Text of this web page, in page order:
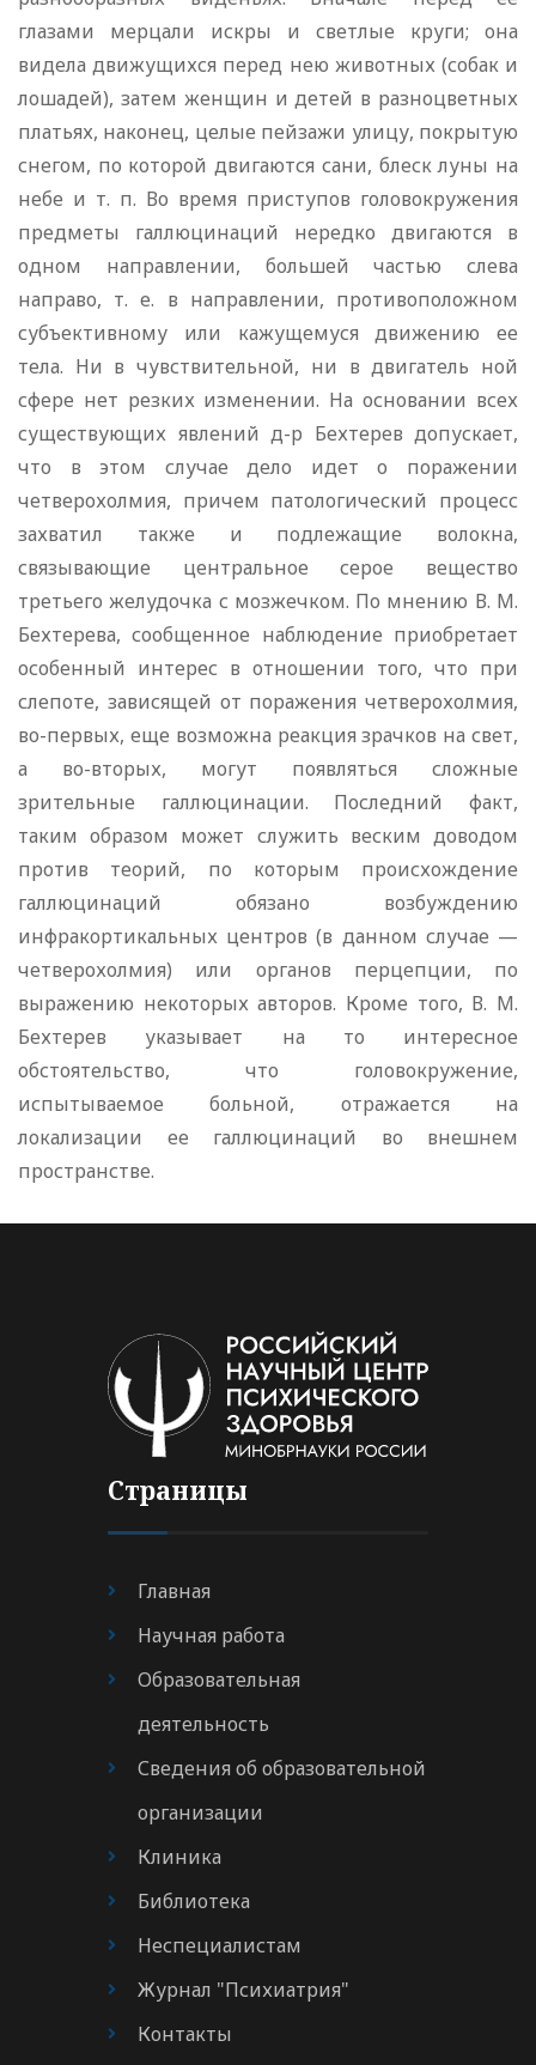
глазами мерцали искры и светлые круги; она
видела движущихся перед нею животных (собак и
лошадей), затем женщин и детей в разноцветных
платьях, наконец, целые пейзажи улицу, покрытую
снегом, по которой двигаются сани, блеск луны на
небе и т. п. Во время приступов головокружения
предметы галлюцинаций нередко двигаются в
одном направлении, большей частью слева
направо, т. е. в направлении, противоположном
субъективному или кажущемуся движению ее
тела. Ни в чувствительной, ни в двигатель ной
сфере нет резких изменении. На основании всех
существующих явлений д-р Бехтерев допускает,
что в этом случае дело идет о поражении
четверохолмия, причем патологический процесс
захватил также и подлежащие волокна,
связывающие центральное серое вещество
третьего желудочка с мозжечком. По мнению В. М.
Бехтерева, сообщенное наблюдение приобретает
особенный интерес в отношении того, что при
слепоте, зависящей от поражения четверохолмия,
во-первых, еще возможна реакция зрачков на свет,
а во-вторых, могут появляться сложные
зрительные галлюцинации. Последний факт,
таким образом может служить веским доводом
против теорий, по которым происхождение
галлюцинаций обязано возбуждению
инфракортикальных центров (в данном случае —
четверохолмия) или органов перцепции, по
выражению некоторых авторов. Кроме того, В. М.
Бехтерев указывает на то интересное
обстоятельство, что головокружение,
испытываемое больной, отражается на
локализации ее галлюцинаций во внешнем
пространстве.
Страницы
Главная
Научная работа
Образовательная
деятельность
Сведения об образовательной
организации
Клиника
Библиотека
Неспециалистам
Журнал "Психиатрия"
Контакты